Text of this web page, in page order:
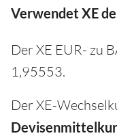
Verwendet XE
Der XE EUR- zu
1,95553.
Der XE-